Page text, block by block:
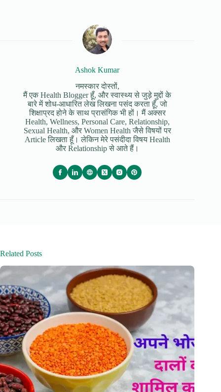
Ashok Kumar
नमस्कार दोस्तों,
मैं एक Health Blogger हूँ, और स्वास्थ्य से जुड़े मुद्दों के
बारे में शोध-आधारित लेख लिखना पसंद करता हूँ, जो
शिक्षाप्रद होने के साथ प्रासंगिक भी हों। मैं अक्सर
Health, Wellness, Personal Care, Relationship,
Sexual Health, और Women Health जैसे विषयों पर
Article लिखता हूँ। लेकिन मेरे पसंदीदा विषय Health
और Relationship से आते हैं।
Related Posts